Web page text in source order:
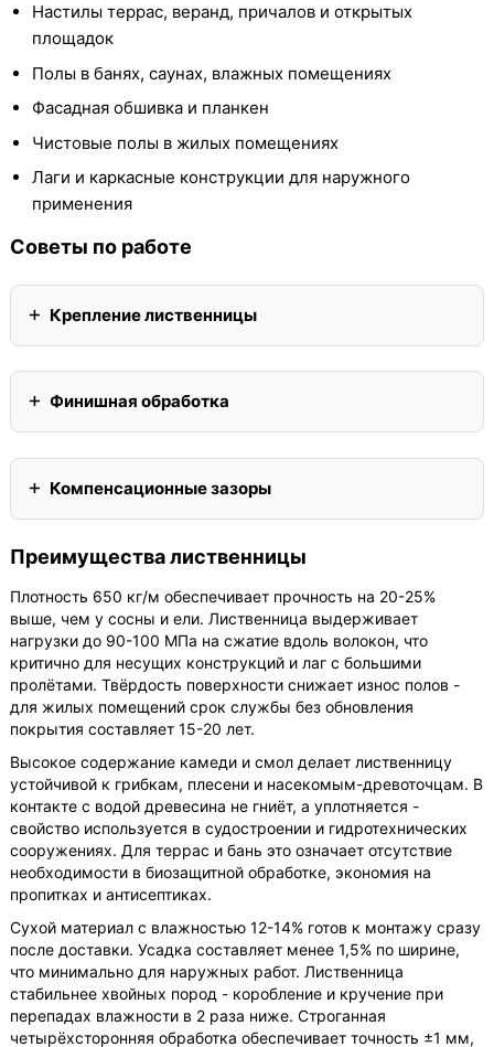
Настилы террас, веранд, причалов и открытых
площадок
Полы в банях, саунах, влажных помещениях
Фасадная обшивка и планкен
Чистовые полы в жилых помещениях
Лаги и каркасные конструкции для наружного
применения
Советы по работе
Крепление лиственницы
Финишная обработка
Компенсационные зазоры
Преимущества лиственницы
Плотность 650 кг/м обеспечивает прочность на 20-25%
выше, чем у сосны и ели. Лиственница выдерживает
нагрузки до 90-100 МПа на сжатие вдоль волокон, что
критично для несущих конструкций и лаг с большими
пролётами. Твёрдость поверхности снижает износ полов -
для жилых помещений срок службы без обновления
покрытия составляет 15-20 лет.
Высокое содержание камеди и смол делает лиственницу
устойчивой к грибкам, плесени и насекомым-древоточцам. В
контакте с водой древесина не гниёт, а уплотняется -
свойство используется в судостроении и гидротехнических
сооружениях. Для террас и бань это означает отсутствие
необходимости в биозащитной обработке, экономия на
пропитках и антисептиках.
Сухой материал с влажностью 12-14% готов к монтажу сразу
после доставки. Усадка составляет менее 1,5% по ширине,
что минимально для наружных работ. Лиственница
стабильнее хвойных пород - коробление и кручение при
перепадах влажности в 2 раза ниже. Строганная
четырёхсторонняя обработка обеспечивает точность ±1 мм,